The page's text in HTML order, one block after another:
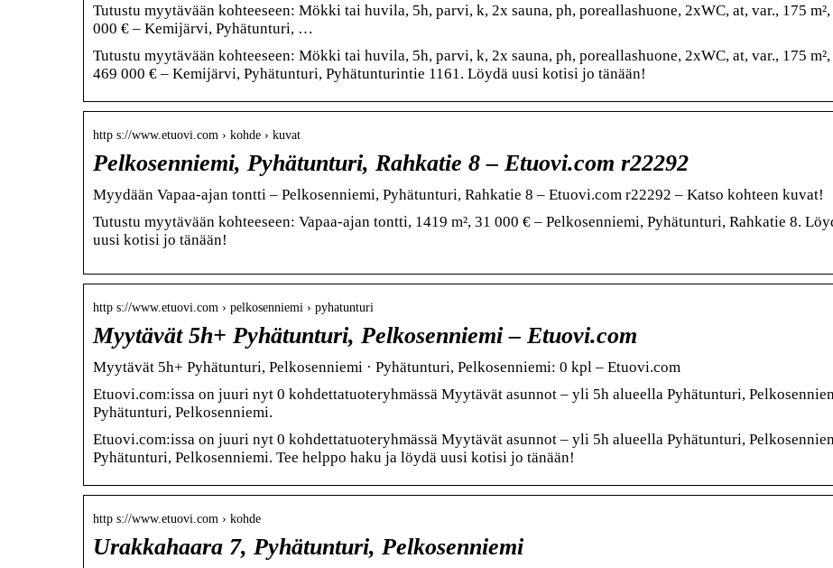
Tutustu myytävään kohteeseen: Mökki tai huvila, 5h, parvi, k, 2x sauna, ph, poreallashuone, 2xWC, at, var., 175 m²,
000 € – Kemijärvi, Pyhätunturi, …
Tutustu myytävään kohteeseen: Mökki tai huvila, 5h, parvi, k, 2x sauna, ph, poreallashuone, 2xWC, at, var., 175 m²,
469 000 € – Kemijärvi, Pyhätunturi, Pyhätunturintie 1161. Löydä uusi kotisi jo tänään!
http s://www.etuovi.com › kohde › kuvat
Pelkosenniemi, Pyhätunturi, Rahkatie 8 – Etuovi.com r22292
Myydään Vapaa-ajan tontti – Pelkosenniemi, Pyhätunturi, Rahkatie 8 – Etuovi.com r22292 – Katso kohteen kuvat!
Tutustu myytävään kohteeseen: Vapaa-ajan tontti, 1419 m², 31 000 € – Pelkosenniemi, Pyhätunturi, Rahkatie 8.
uusi kotisi jo tänään!
http s://www.etuovi.com › pelkosenniemi › pyhatunturi
Myytävät 5h+ Pyhätunturi, Pelkosenniemi – Etuovi.com
Myytävät 5h+ Pyhätunturi, Pelkosenniemi · Pyhätunturi, Pelkosenniemi: 0 kpl – Etuovi.com
Etuovi.com:issa on juuri nyt 0 kohdettatuoteryhmässä Myytävät asunnot – yli 5h alueella Pyhätunturi,
Pyhätunturi, Pelkosenniemi.
Etuovi.com:issa on juuri nyt 0 kohdettatuoteryhmässä Myytävät asunnot – yli 5h alueella Pyhätunturi,
Pyhätunturi, Pelkosenniemi. Tee helppo haku ja löydä uusi kotisi jo tänään!
http s://www.etuovi.com › kohde
Urakkahaara 7, Pyhätunturi, Pelkosenniemi